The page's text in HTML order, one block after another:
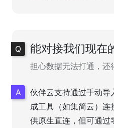
能对接我们现在
担心数据无法打通，还
伙伴云支持通过手动导
成工具（如集简云）
供原生直连，但可通过